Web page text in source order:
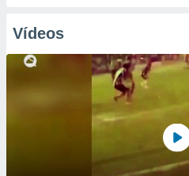
Vídeos